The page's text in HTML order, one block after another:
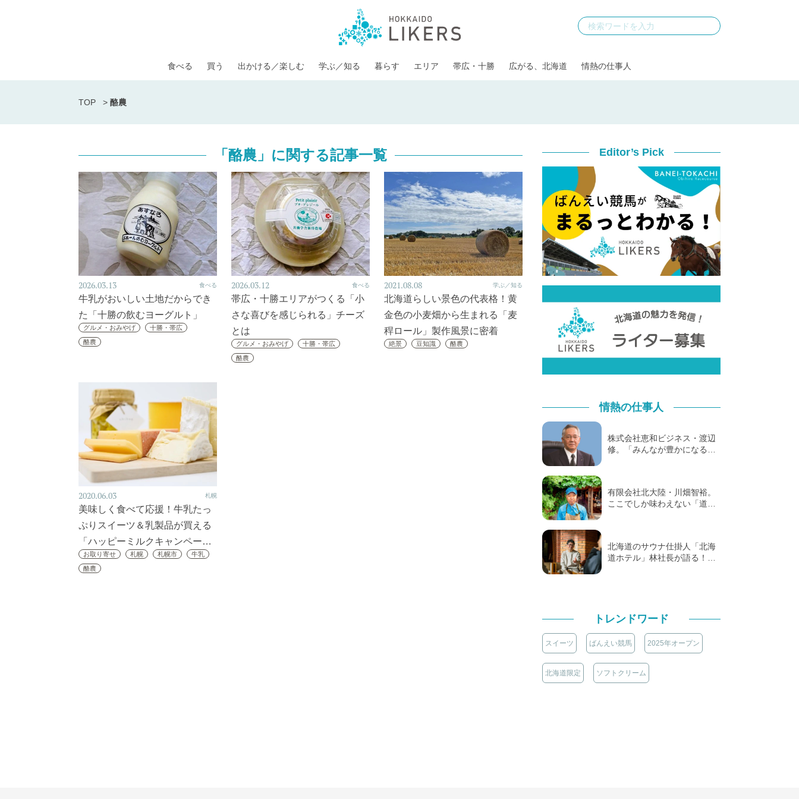
食べる 買う 出かける／楽しむ 学ぶ／知る 暮らす エリア 帯広・十勝 広がる、北海道 情熱の仕事人
TOP > 酪農
「酪農」に関する記事一覧
2026.03.13 食べる
牛乳がおいしい土地だからでき
た「十勝の飲むヨーグルト」
グルメ・おみやげ
十勝・帯広
酪農
2026.03.12 食べる
帯広・十勝エリアがつくる「小
さな喜びを感じられる」チーズ
とは
グルメ・おみやげ
十勝・帯広
酪農
2021.08.08 学ぶ／知る
北海道らしい景色の代表格！黄
金色の小麦畑から生まれる「麦
稈ロール」製作風景に密着
絶景 豆知識 酪農
2020.06.03 札幌
美味しく食べて応援！牛乳たっ
ぷりスイーツ＆乳製品が買える
「ハッピーミルクキャンペー…
お取り寄せ 札幌 札幌市
牛乳
酪農
Editor’s Pick
情熱の仕事人
株式会社恵和ビジネス・渡辺
修。「みんなが豊かになる…
有限会社北大陸・川畑智裕。
ここでしか味わえない「道…
北海道のサウナ仕掛人「北海
道ホテル」林社長が語る！…
トレンドワード
スイーツ ばんえい競馬 2025年オープン
北海道限定 ソフトクリーム